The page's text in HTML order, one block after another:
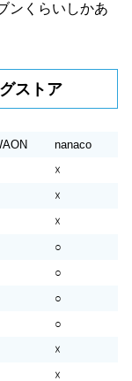
ンくらいしかあ
ストア
nanaco
☓
☓
☓
○
○
○
○
☓
☓